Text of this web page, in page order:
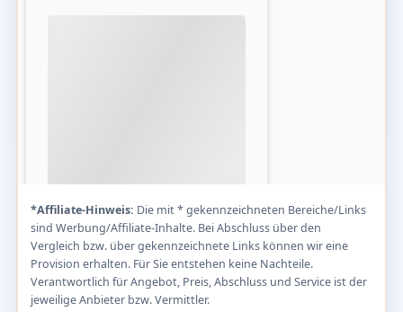
*Affiliate-Hinweis: Die mit * gekennzeichneten Bereiche/Links
sind Werbung/Affiliate-Inhalte. Bei Abschluss über den
Vergleich bzw. über gekennzeichnete Links können wir eine
Provision erhalten. Für Sie entstehen keine Nachteile.
Verantwortlich für Angebot, Preis, Abschluss und Service ist der
jeweilige Anbieter bzw. Vermittler.